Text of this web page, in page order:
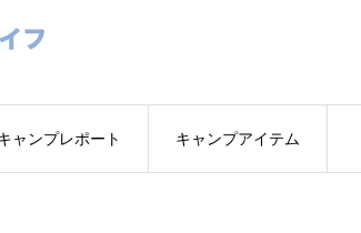
ャンプレポート キャンプアイテム